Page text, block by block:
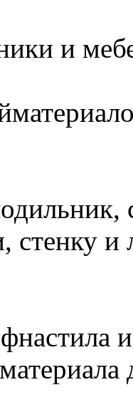
и
стенку